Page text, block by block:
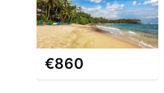
€860